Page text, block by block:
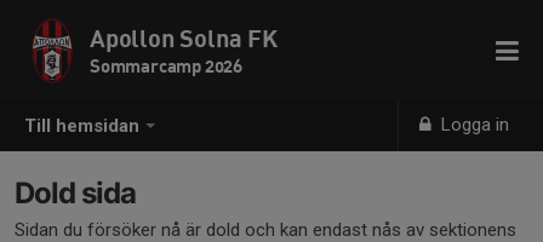
Till hemsidan Logga in
Apollon Solna FK
Sommarcamp 2026
Dold sida
Sidan du försöker nå är dold och kan endast nås av sektionens